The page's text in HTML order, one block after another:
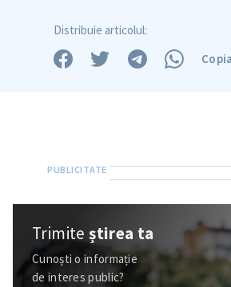
Distribuie articolul:
Trimiteștirea ta
Cunoști o informație
de interes public?